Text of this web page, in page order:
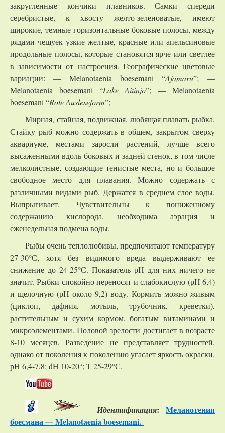
закругленные кончики плавников. Самки спереди
серебристые, к хвосту желто-зеленоватые, имеют
широкие, темные горизонтальные боковые полосы, между
рядами чешуек узкие желтые, красные или апельсиновые
продольные полосы, которые становятся ярче или светлее
в зависимости от настроения. Географические цветовые
вариации: — Melanotaenia boesemani “Ajamaru”; —
Melanotaenia boesemani “Lake Aitinjo”; — Melanotaenia
boesemani “Rote Ausleseform”;
Мирная, стайная, подвижная, любящая плавать рыбка.
Стайку рыб можно содержать в общем, закрытом сверху
аквариуме, местами заросли растений, лучше всего
высаженными вдоль боковых и задней стенок, в том числе
мелколистные, создающие тенистые места, но и большое
свободное место для плавания. Можно содержать с
различными видами рыб. Держатся в среднем слое воды.
Выпрыгивает. Чувствительны к пониженному
содержанию кислорода, необходима аэрация и
еженедельная подмена воды.
Рыбы очень теплолюбивы, предпочитают температуру
27-30°С, хотя без видимого вреда выдерживают ее
снижение до 24-25°С. Показатель рН для них ничего не
значит. Рыбки спокойно переносят и слабокислую (рН 6,4)
и щелочную (рН около 9,2) воду. Кормить можно живым
(циклоп, дафния, мотыль, трубочник, креветки),
растительным и сухим кормом, богатым витаминами и
микроэлементами. Половой зрелости достигает в возрасте
8-10 месяцев. Разведение не представляет трудностей,
однако от поколения к поколению угасает яркость окраски.
рН 6,4-7,8; dH 10-20°; Т 25-29°С.
Идентификация:Меланотения
боесмана — Melanotaenia boesemani.